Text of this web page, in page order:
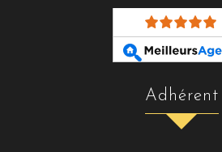
adhérent